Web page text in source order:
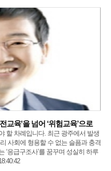
교육'을 넘어 ‘위험교육’으로
할 차례입니다. 최근 광주에서 발생
사회에 형용할 수 없는 슬픔과 충격
‘응급구조사’를 꿈꾸며 성실히 하루